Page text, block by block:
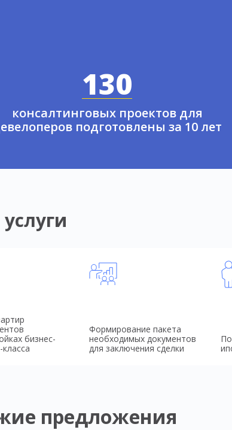
130
консалтинговых проектов для
подготовлены за 10 лет
бизнес-
Формирование пакета
необходимых документов
для заключения сделки
предложения